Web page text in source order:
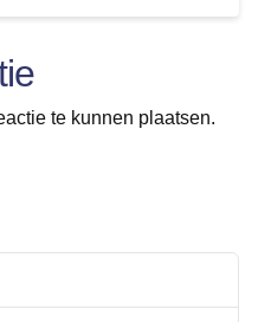
te kunnen plaatsen.